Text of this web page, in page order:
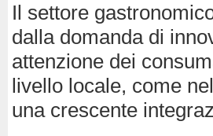
Il settore
dalla domanda di
attenzione dei
livello locale, come
una crescente